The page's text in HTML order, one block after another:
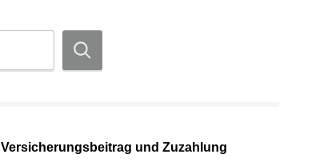
Suchen
Versicherungsbeitrag und Zuzahlung